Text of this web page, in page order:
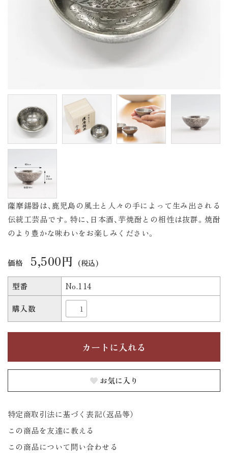
薩摩錫器は、鹿児島の風土と人々の手によって生み出される
伝統工芸品です。特に、日本酒、芋焼酎との相性は抜群。焼酎
のより豊かな味わいをお楽しみください。
価格 5,500円 (税込)
型番 No.114
購入数
お気に入り
特定商取引法に基づく表記（返品等）
この商品を友達に教える
この商品について問い合わせる